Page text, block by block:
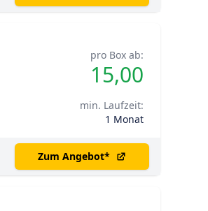
pro Box ab:
15,00
min. Laufzeit:
1 Monat
Zum Angebot*